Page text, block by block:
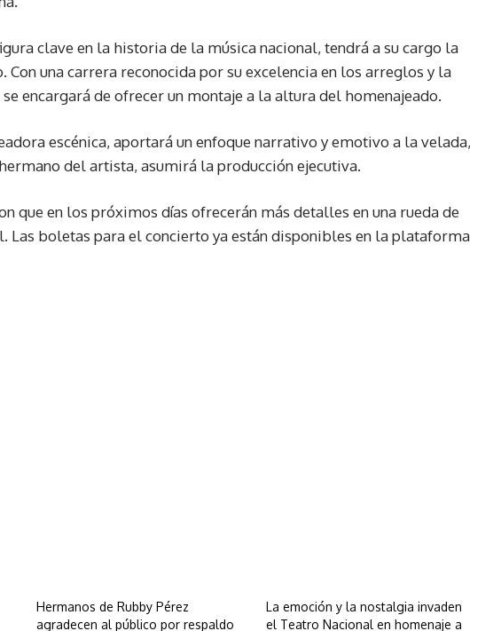
clave en la historia de la música nacional, tendrá a su cargo la
una carrera reconocida por su excelencia en los arreglos y la
encargará de ofrecer un montaje a la altura del homenajeado.
escénica, aportará un enfoque narrativo y emotivo a la velada,
del artista, asumirá la producción ejecutiva.
que en los próximos días ofrecerán más detalles en una rueda de
Las boletas para el concierto ya están disponibles en la plataforma
Hermanos de Rubby Pérez
agradecen al público por respaldo
La emoción y la nostalgia invaden
el Teatro Nacional en homenaje a